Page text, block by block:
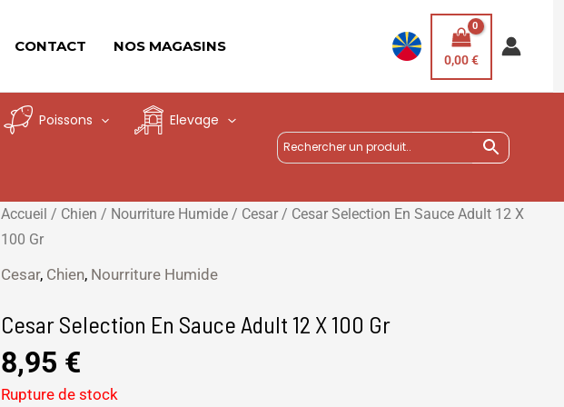
CONTACT NOS MAGASINS
0,00€
Poissons Elevage
Accueil / Chien / Nourriture Humide / Cesar / Cesar Selection En Sauce Adult 12 X
100 Gr
Cesar, Chien, Nourriture Humide
Cesar Selection En Sauce Adult 12 X 100 Gr
8,95 €
Rupture de stock